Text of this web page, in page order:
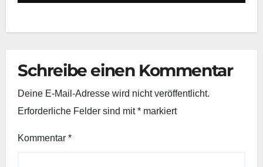
Schreibe einen Kommentar
Deine E-Mail-Adresse wird nicht veröffentlicht.
Erforderliche Felder sind mit* markiert
Kommentar *